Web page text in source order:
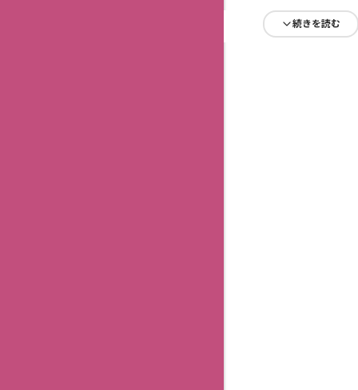
続きを読む
続きを読む
続きを読む
続きを読む
続きを読む
続きを読む
続きを読む
続きを読む
続きを読む
続きを読む
続きを読む
続きを読む
続きを読む
続きを読む
続きを読む
続きを読む
続きを読む
続きを読む
続きを読む
続きを読む